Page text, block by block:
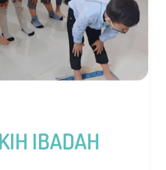
IBADAH